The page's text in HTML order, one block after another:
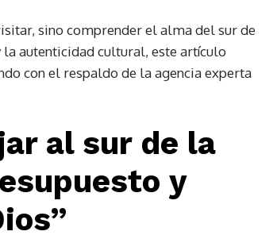
sino comprender el alma del sur de
la autenticidad cultural, este artículo
con el respaldo de la agencia experta
al sur de la
y